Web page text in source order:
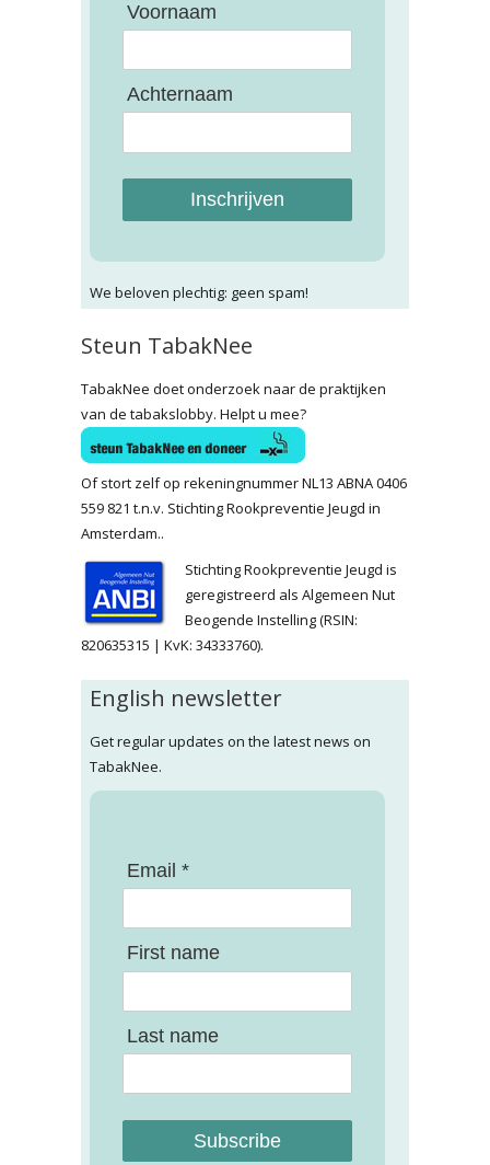
Voornaam
Achternaam
Inschrijven
We beloven plechtig: geen spam!
Steun TabakNee
TabakNee doet onderzoek naar de praktijken
van de tabakslobby. Helpt u mee?
Of stort zelf op rekeningnummer NL13 ABNA 0406
559 821 t.n.v. Stichting Rookpreventie Jeugd in
Amsterdam..
Stichting Rookpreventie Jeugd is
geregistreerd als Algemeen Nut
Beogende Instelling (RSIN:
820635315 | KvK: 34333760).
English newsletter
Get regular updates on the latest news on
TabakNee.
Email *
First name
Last name
Subscribe